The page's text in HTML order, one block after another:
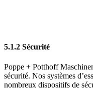
5.1.2 Sécurité
Poppe + Potthoff
sécurité. Nos systèmes
nombreux dispositifs de